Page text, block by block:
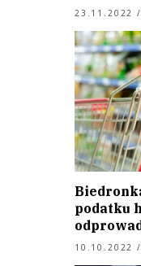
23.11.2022
podatku
10.10.2022